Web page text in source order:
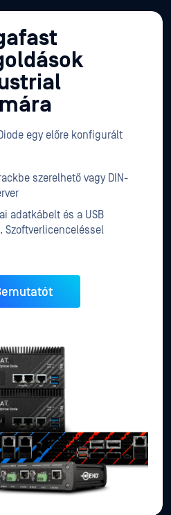
egy előre konfigurált
szerelhető vagy DIN-
adatkábelt és a USB
Szoftverlicenceléssel